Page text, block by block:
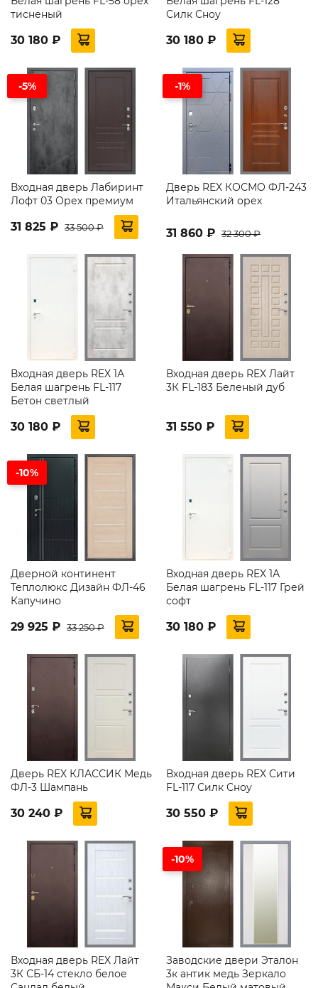
тисненый
30 180 ₽
Силк Сноу
30 180 ₽
-5%
Входная дверь Лабиринт
Лофт 03 Орех премиум
31 825 ₽ 33 500 ₽
-1%
Дверь REX КОСМО ФЛ-243
Итальянский орех
31 860 ₽ 32 300 ₽
Входная дверь REX 1А
Белая шагрень FL-117
Бетон светлый
30 180 ₽
Входная дверь REX Лайт
3К FL-183 Беленый дуб
31 550 ₽
-10%
Дверной континент
Теплолюкс Дизайн ФЛ-46
Капучино
29 925 ₽ 33 250 ₽
Входная дверь REX 1А
Белая шагрень FL-117 Грей
софт
30 180 ₽
Дверь REX КЛАССИК Медь
ФЛ-3 Шампань
30 240 ₽
Входная дверь REX Сити
FL-117 Силк Сноу
30 550 ₽
Входная дверь REX Лайт
3К СБ-14 стекло белое
-10%
Заводские двери Эталон
3к антик медь Зеркало